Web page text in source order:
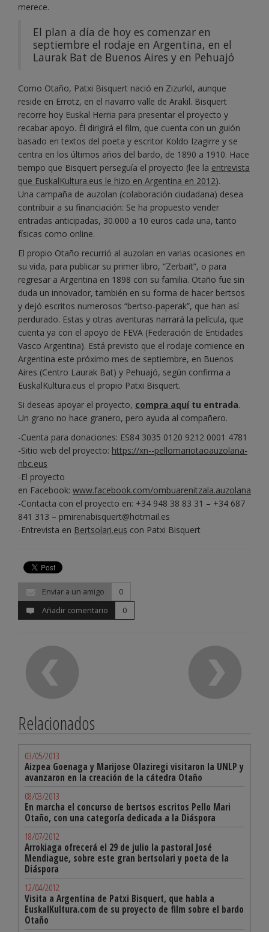
merece.
El plan a día de hoy es comenzar en
septiembre el rodaje en Argentina, en el
Laurak Bat de Buenos Aires y en Pehuajó
Como Otaño, Patxi Bisquert nació en Zizurkil, aunque
reside en Errotz, en el navarro valle de Arakil. Bisquert
recorre hoy Euskal Herria para presentar el proyecto y
recabar apoyo. Él dirigirá el film, que cuenta con un guión
basado en textos del poeta y escritor Koldo Izagirre y se
centra en los últimos años del bardo, de 1890 a 1910. Hace
tiempo que Bisquert perseguía el proyecto (lee la entrevista
que EuskalKultura.eus le hizo en Argentina en 2012).
Una campaña de auzolan (colaboración ciudadana) desea
contribuir a su financiación: Se ha propuesto vender
entradas anticipadas, 30.000 a 10 euros cada una, tanto
físicas como online.
El propio Otaño recurrió al auzolan en varias ocasiones en
su vida, para publicar su primer libro, “Zerbait”, o para
regresar a Argentina en 1898 con su familia. Otaño fue sin
duda un innovador, también en su forma de hacer bertsos
y dejó escritos numerosos “bertso-paperak”, que han así
perdurado. Estas y otras aventuras narrará la película, que
cuenta ya con el apoyo de FEVA (Federación de Entidades
Vasco Argentina). Está previsto que el rodaje comience en
Argentina este próximo mes de septiembre, en Buenos
Aires (Centro Laurak Bat) y Pehuajó, según confirma a
EuskalKultura.eus el propio Patxi Bisquert.
Si deseas apoyar el proyecto, compra aquítu entrada.
Un grano no hace granero, pero ayuda al compañero.
-Cuenta para donaciones: ES84 3035 0120 9212 0001 4781
-Sitio web del proyecto: https://xn--pellomariotaoauzolana-
nbc.eus
-El proyecto
en Facebook: www.facebook.com/ombuarenitzala.auzolana
-Contacta con el proyecto en: +34 948 38 83 31 – +34 687
841 313 – pmirenabisquert@hotmail.es
-Entrevista en Bertsolari.eus con Patxi Bisquert
Enviar a un amigo
0
Añadir comentario
0
Relacionados
03/05/2013
Aizpea Goenaga y Marijose Olaziregi visitaron la UNLP y
avanzaron en la creación de la cátedra Otaño
08/03/2013
En marcha el concurso de bertsos escritos Pello Mari
Otaño, con una categoría dedicada a la Diáspora
18/07/2012
Arrokiaga ofrecerá el 29 de julio la pastoral José
Mendiague, sobre este gran bertsolari y poeta de la
Diáspora
12/04/2012
Visita a Argentina de Patxi Bisquert, que habla a
EuskalKultura.com de su proyecto de film sobre el bardo
Otaño